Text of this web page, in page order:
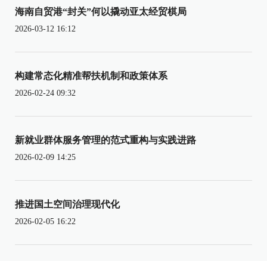
海南自贸港“封关”何以撬动亚太经贸棋局
2026-03-12 16:12
构建常态化精准帮扶机制和政策体系
2026-02-24 09:32
新就业群体服务管理的范式重构与实践进路
2026-02-09 14:25
推进国土空间治理现代化
2026-02-05 16:22